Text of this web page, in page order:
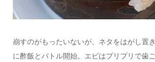
崩すのがもったいないが、ネタをはがし置
に酢飯とバトル開始。エビはプリプリで歯